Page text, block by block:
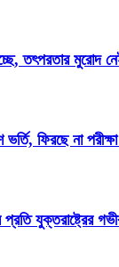
তৎপরতার মুরোদ
ফিরছে না
প্রতি যুক্তরাষ্ট্রের